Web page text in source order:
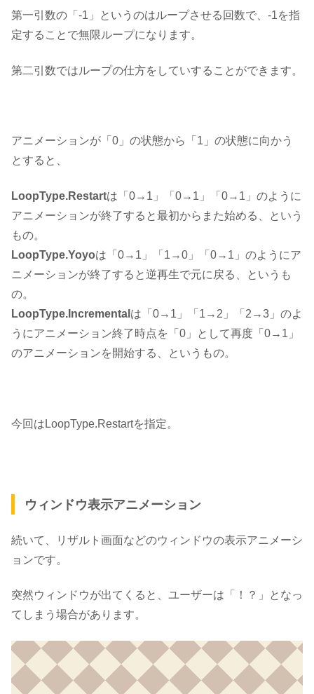
第一引数の「-1」というのはループさせる回数で、 -1を指
定することで無限ループになります。
第二引数ではループの仕方をしていすることができます。
アニメーションが「0」の状態から「1」の状態に向かう
とすると、
LoopType.Restartは「0→1」「0→1」「0→1」のように
アニメーションが終了すると最初からまた始める、という
もの。
LoopType.Yoyoは「0→1」「1→0」「0→1」のようにア
ニメーションが終了すると逆再生で元に戻る、というも
の。
LoopType.Incremental は「0→1」「1→2」「2→3」のよ
うにアニメーション終了時点を「0」として再度「0→1」
のアニメーションを開始する、というもの。
今回は LoopType.Restartを指定。
ウィンドウ表示アニメーション
続いて、リザルト画面などのウィンドウの表示アニメーシ
ョンです。
突然ウィンドウが出てくると、ユーザーは「！？」となっ
てしまう場合があります。